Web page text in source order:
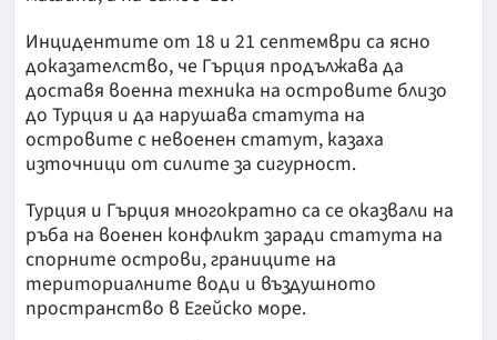
Инцидентите от 18 и 21 септември са ясно
доказателство, че Гърция продължава да
доставя военна техника на островите близо
до Турция и да нарушава статута на
островите с невоенен статут, казаха
източници от силите за сигурност.
Турция и Гърция многократно са се оказвали на
ръба на военен конфликт заради статута на
спорните острови, границите на
териториалните води и въздушното
пространство в Егейско море.